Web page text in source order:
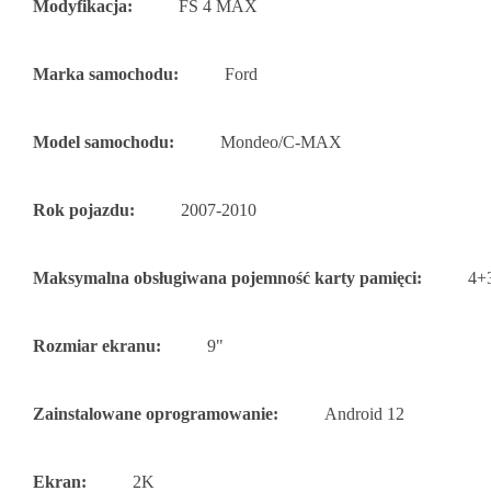
Modyfikacja: FS 4 MAX
Marka samochodu: Ford
Model samochodu: Mondeo/C-MAX
Rok pojazdu: 2007-2010
Maksymalna obsługiwana pojemność karty pamięci:
Rozmiar ekranu: 9"
Zainstalowane oprogramowanie: Android 12
Ekran: 2K